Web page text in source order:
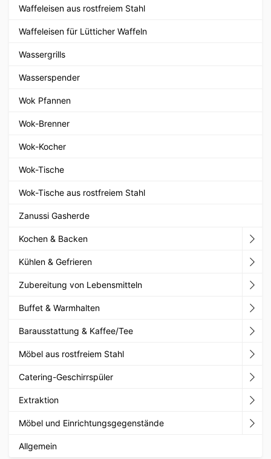
Waffeleisen aus rostfreiem Stahl
Waffeleisen für Lütticher Waffeln
Wassergrills
Wasserspender
Wok Pfannen
Wok-Brenner
Wok-Kocher
Wok-Tische
Wok-Tische aus rostfreiem Stahl
Zanussi Gasherde
Kochen & Backen
Kühlen & Gefrieren
Zubereitung von Lebensmitteln
Buffet & Warmhalten
Barausstattung & Kaffee/Tee
Möbel aus rostfreiem Stahl
Catering-Geschirrspüler
Extraktion
Möbel und Einrichtungsgegenstände
Allgemein